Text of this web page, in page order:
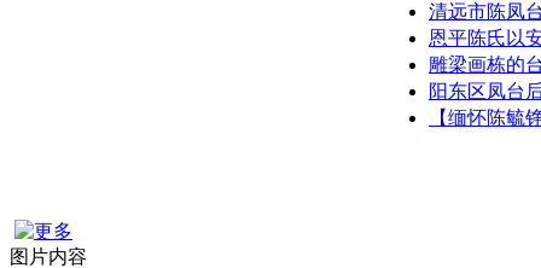
清远市陈凤
恩平陈氏以
雕梁画栋的
阳东区凤台
【缅怀陈毓
图片内容